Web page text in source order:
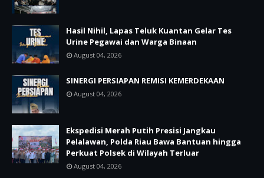
Hasil Nihil, Lapas Teluk Kuantan Gelar Tes
Urine Pegawai dan Warga Binaan
August 04, 2026
SINERGI PERSIAPAN REMISI KEMERDEKAAN
August 04, 2026
Ekspedisi Merah Putih Presisi Jangkau
Pelalawan, Polda Riau Bawa Bantuan hingga
Perkuat Polsek di Wilayah Terluar
August 04, 2026